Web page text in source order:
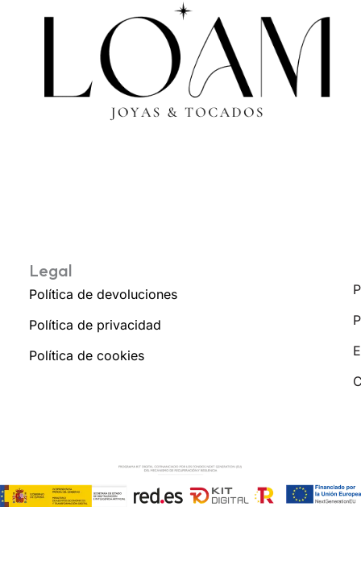
Legal
Política de devoluciones
Política de privacidad
Política de cookies